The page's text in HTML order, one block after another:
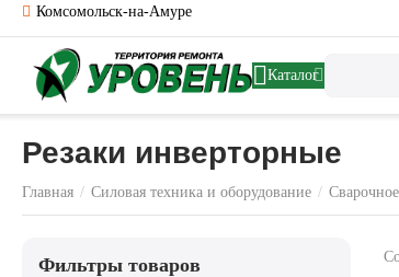
Комсомольск-на-Амуре
Каталог
Резаки инверторные
Главная / Силовая техника и оборудование /
Фильтры товаров